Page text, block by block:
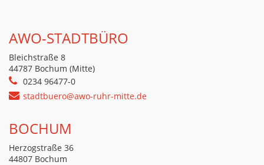
AWO-STADTBÜRO
Bleichstraße 8
44787 Bochum (Mitte)
0234 96477-0
stadtbuero@awo-ruhr-mitte.de
BOCHUM
Herzogstraße 36
44807 Bochum